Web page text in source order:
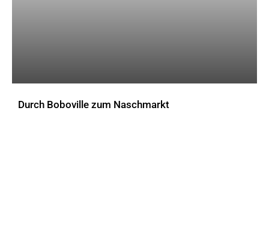
Durch Boboville zum Naschmarkt